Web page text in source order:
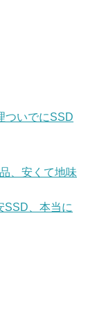
ついでにSSD
、安くて地味
SSD、本当に